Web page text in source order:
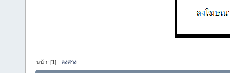
หน้า: [1] ลงล่าง